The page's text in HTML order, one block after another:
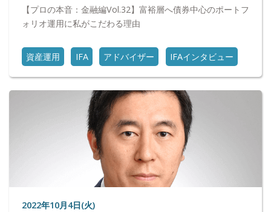
【プロの本音：金融編Vol.32】富裕層へ債券中心のポートフ
ォリオ運用に私がこだわる理由
資産運用 IFA アドバイザー IFAインタビュー
2022年10月4日(火)